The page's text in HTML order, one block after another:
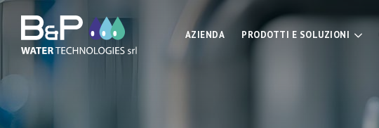
AZIENDA PRODOTTI E SOLUZIONI